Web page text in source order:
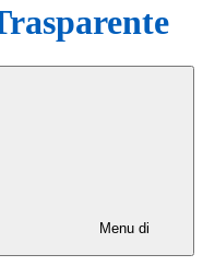
Menu di